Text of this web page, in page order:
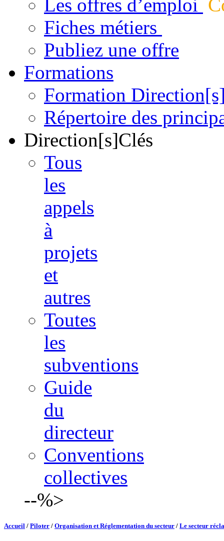
Les offres d’emploi
Fiches métiers
Publiez une offre
Formations
Formation
Répertoire des
Direction[s]Clés
Tous
les
appels
à
projets
et
autres
Toutes
les
subventions
Guide
du
directeur
Conventions
collectives
--%>
Accueil / Piloter / Organisation et Réglementation du secteur / Le secteur